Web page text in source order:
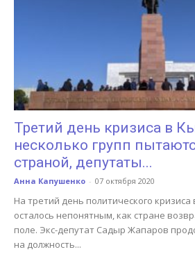
Третий день кризиса в
несколько групп
страной, депутаты...
Анна Капушенко - 07 октября 2020
На третий день политического кризиса
осталось непонятным, как стране
поле. Экс-депутат Садыр Жапаров
на должность...